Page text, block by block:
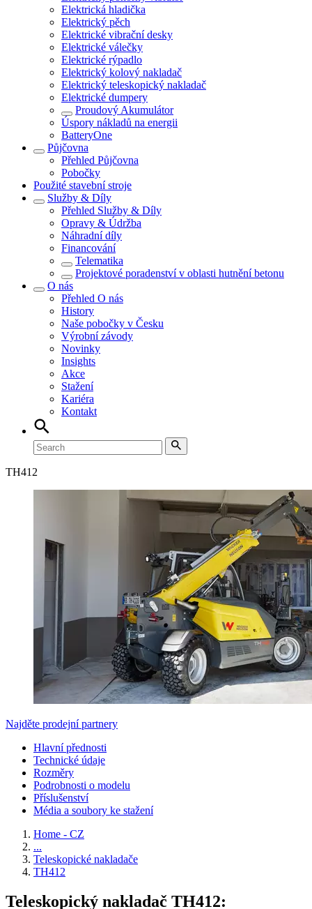
Elektrická hladička
Elektrický pěch
Elektrické vibrační desky
Elektrické válečky
Elektrické rýpadlo
Elektrický kolový nakladač
Elektrický teleskopický nakladač
Elektrické dumpery
Proudový Akumulátor
Úspory nákladů na energii
BatteryOne
Půjčovna
Přehled Půjčovna
Pobočky
Použité stavební stroje
Služby & Díly
Přehled Služby & Díly
Opravy & Údržba
Náhradní díly
Financování
Telematika
Projektové poradenství v oblasti hutnění betonu
O nás
Přehled O nás
History
Naše pobočky v Česku
Výrobní závody
Novinky
Insights
Akce
Stažení
Kariéra
Kontakt
TH412
Najděte prodejní partnery
Hlavní přednosti
Technické údaje
Rozměry
Podrobnosti o modelu
Příslušenství
Média a soubory ke stažení
Home - CZ
...
Teleskopické nakladače
TH412
Teleskopický nakladač TH412: